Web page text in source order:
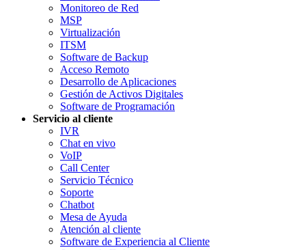
Monitoreo de Red
MSP
Virtualización
ITSM
Software de Backup
Acceso Remoto
Desarrollo de Aplicaciones
Gestión de Activos Digitales
Software de Programación
Servicio al cliente
IVR
Chat en vivo
VoIP
Call Center
Servicio Técnico
Soporte
Chatbot
Mesa de Ayuda
Atención al cliente
Software de Experiencia al Cliente